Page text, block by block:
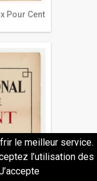
Pour Cent
le meilleur service.
l’utilisation des